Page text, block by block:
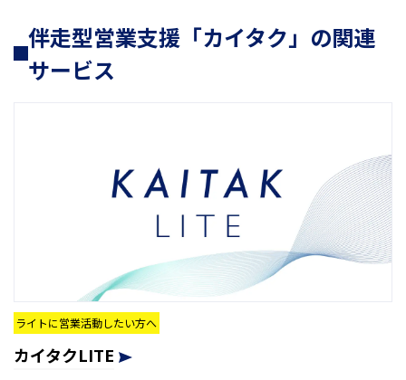
伴走型営業支援「カイタク」の関連
サービス
ライトに営業活動したい方へ
カイタクLITE